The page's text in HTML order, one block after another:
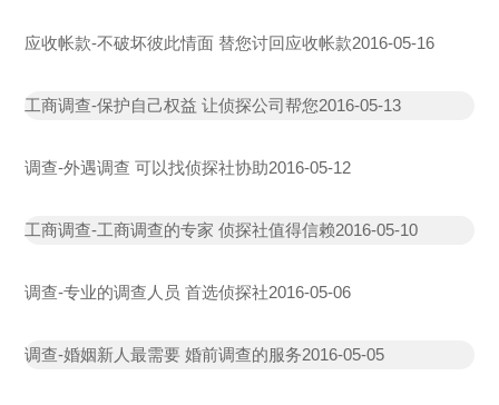
应收帐款-不破坏彼此情面 替您讨回应收帐款2016-05-16
工商调查-保护自己权益 让侦探公司帮您2016-05-13
调查-外遇调查 可以找侦探社协助2016-05-12
工商调查-工商调查的专家 侦探社值得信赖2016-05-10
调查-专业的调查人员 首选侦探社2016-05-06
调查-婚姻新人最需要 婚前调查的服务2016-05-05